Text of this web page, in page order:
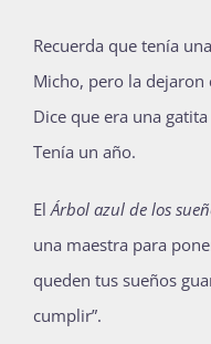
Recuerda que tenía
Micho, pero la
Dice que era una
Tenía un año.
El Árbol azul de los
una maestra para
queden tus sueños
cumplir”.